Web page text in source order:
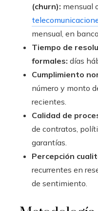
(churn): mensual
mensual, en
Tiempo de
formales: días
Cumplimiento
número y monto
recientes.
Calidad de
de contratos,
garantías.
Percepción
recurrentes en
de sentimiento.